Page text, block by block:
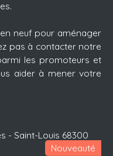
neuf pour aménager
pas à contacter notre
les promoteurs et
aider à mener votre
Nouveauté